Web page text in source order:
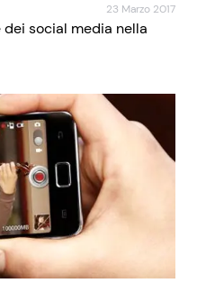
23 Marzo 2017
dei social media nella